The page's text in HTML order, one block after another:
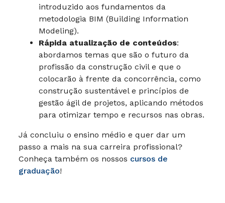
introduzido aos fundamentos da
metodologia BIM (Building Information
Modeling).
Rápida atualização de conteúdos:
abordamos temas que são o futuro da
profissão da construção civil e que o
colocarão à frente da concorrência, como
construção sustentável e princípios de
gestão ágil de projetos, aplicando métodos
para otimizar tempo e recursos nas obras.
Já concluiu o ensino médio e quer dar um
passo a mais na sua carreira profissional?
Conheça também os nossos cursos de
graduação!